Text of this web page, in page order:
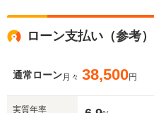
ローン支払い（参考）
通常ローン月々 38,500円
実質年率